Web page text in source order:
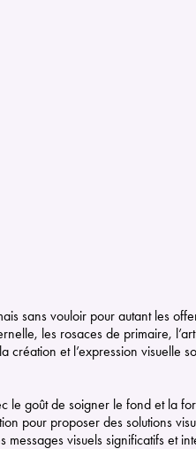
sans vouloir pour autant les
les rosaces de primaire,
et l’expression visuelle
le goût de soigner le fond et la
pour proposer des solutions
visuels significatifs et